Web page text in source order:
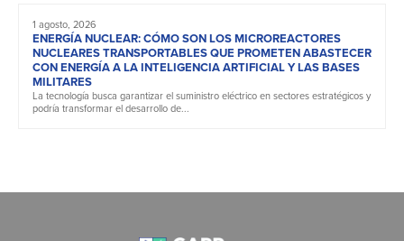
1 agosto, 2026
ENERGÍA NUCLEAR: CÓMO SON LOS MICROREACTORES
NUCLEARES TRANSPORTABLES QUE PROMETEN ABASTECER
CON ENERGÍA A LA INTELIGENCIA ARTIFICIAL Y LAS BASES
MILITARES
La tecnología busca garantizar el suministro eléctrico en sectores estratégicos y
podría transformar el desarrollo de...